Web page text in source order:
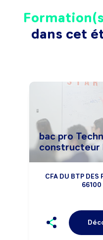
dans cet
bac pro
constructeur
CFA DU BTP DES
66100